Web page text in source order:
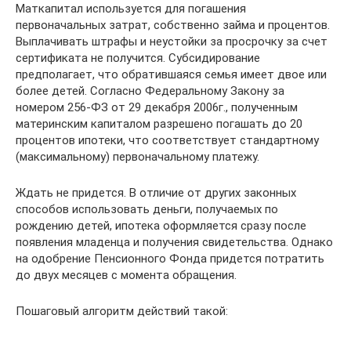
Маткапитал используется для погашения
первоначальных затрат, собственно займа и процентов.
Выплачивать штрафы и неустойки за просрочку за счет
сертификата не получится. Субсидирование
предполагает, что обратившаяся семья имеет двое или
более детей. Согласно Федеральному Закону за
номером 256-ФЗ от 29 декабря 2006г., полученным
материнским капиталом разрешено погашать до 20
процентов ипотеки, что соответствует стандартному
(максимальному) первоначальному платежу.
Ждать не придется. В отличие от других законных
способов использовать деньги, получаемых по
рождению детей, ипотека оформляется сразу после
появления младенца и получения свидетельства. Однако
на одобрение Пенсионного Фонда придется потратить
до двух месяцев с момента обращения.
Пошаговый алгоритм действий такой: